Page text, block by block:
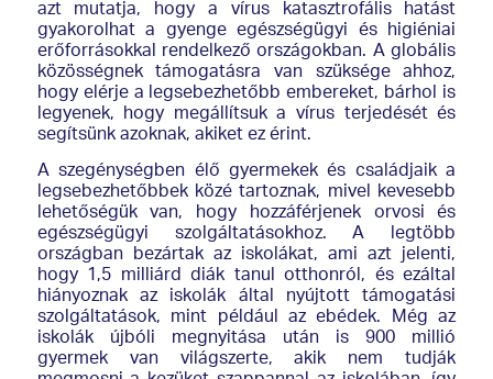
azt mutatja, hogy a vírus katasztrofális hatást
gyakorolhat a gyenge egészségügyi és higiéniai
erőforrásokkal rendelkező országokban. A globális
közösségnek támogatásra van szüksége ahhoz,
hogy elérje a legsebezhetőbb embereket, bárhol is
legyenek, hogy megállítsuk a vírus terjedését és
segítsünk azoknak, akiket ez érint.
A szegénységben élő gyermekek és családjaik a
legsebezhetőbbek közé tartoznak, mivel kevesebb
lehetőségük van, hogy hozzáférjenek orvosi és
egészségügyi szolgáltatásokhoz. A legtöbb
országban bezártak az iskolákat, ami azt jelenti,
hogy 1,5 milliárd diák tanul otthonról, és ezáltal
hiányoznak az iskolák által nyújtott támogatási
szolgáltatások, mint például az ebédek. Még az
iskolák újbóli megnyitása után is 900 millió
gyermek van világszerte, akik nem tudják